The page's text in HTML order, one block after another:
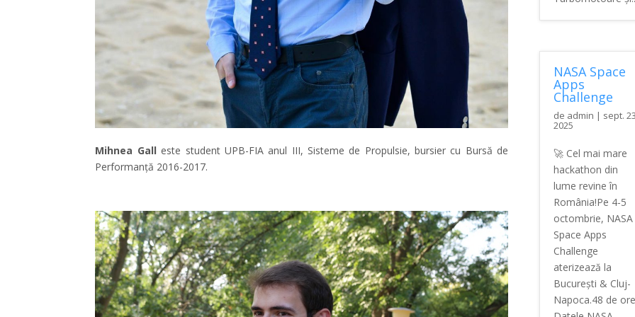
Mihnea Gall este student UPB-FIA anul III, Sisteme de Propulsie, bursier cu Bursă de
Performanță 2016-2017.
NASA Space
Apps
Challenge
de admin | sept.
2025
🚀 Cel mai mare
hackathon din
lume revine în
România!Pe 4-5
octombrie, NASA
Space Apps
Challenge
aterizează la
București & Cluj-
Napoca.48 de